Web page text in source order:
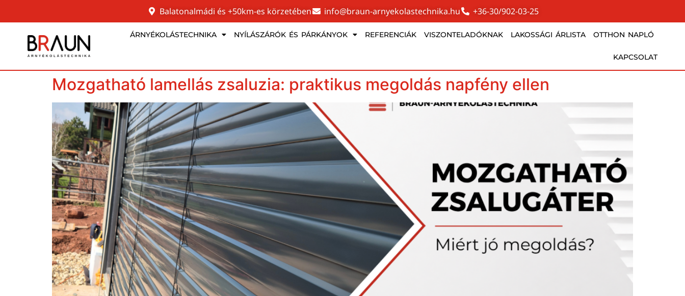
Balatonalmádi és +50km-es körzetében info@braun-arnyekolastechnika.hu +36-30/902-03-25
ÁRNYÉKOLÁSTECHNIKA NYÍLÁSZÁRÓK ÉS PÁRKÁNYOK REFERENCIÁK VISZONTELADÓKNAK LAKOSSÁGI ÁRLISTA OTTHON NAPLÓ
KAPCSOLAT
Mozgatható lamellás zsaluzia: praktikus megoldás napfény ellen